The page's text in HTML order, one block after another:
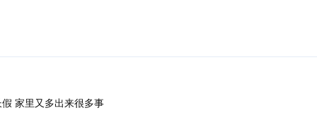
家里又多出来很多事